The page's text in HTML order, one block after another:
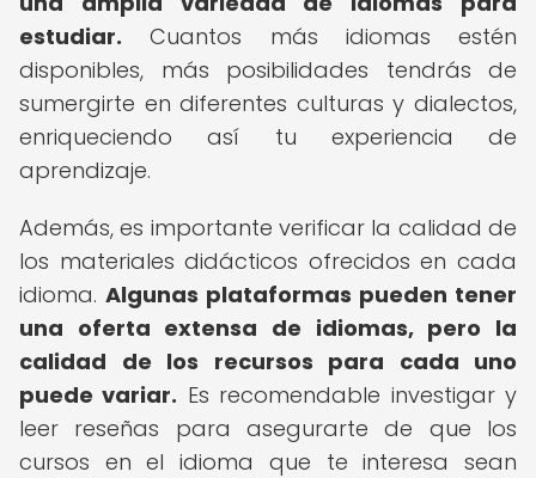
estudiar. Cuantos más idiomas estén
disponibles, más posibilidades tendrás de
sumergirte en diferentes culturas y dialectos,
enriqueciendo así tu experiencia de
aprendizaje.
Además, es importante verificar la calidad de
los materiales didácticos ofrecidos en cada
idioma. Algunas plataformas pueden tener
una oferta extensa de idiomas, pero la
calidad de los recursos para cada uno
puede variar. Es recomendable investigar y
leer reseñas para asegurarte de que los
cursos en el idioma que te interesa sean